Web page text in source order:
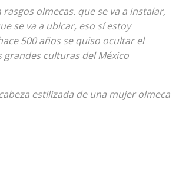
olmecas. que se va a instalar,
se va a ubicar, eso sí estoy
500 años se quiso ocultar el
culturas del México
estilizada de una mujer olmeca